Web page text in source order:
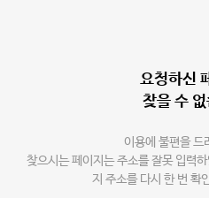
요청하신
찾을 수
이용에 불편을 드
찾으시는 페이지는 주소를 잘못 입력
지 주소를 다시 한 번 확